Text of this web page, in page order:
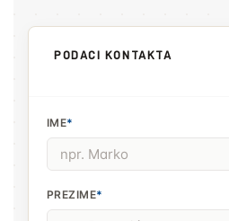
PODACI KONTAKTA
IME*
PREZIME*